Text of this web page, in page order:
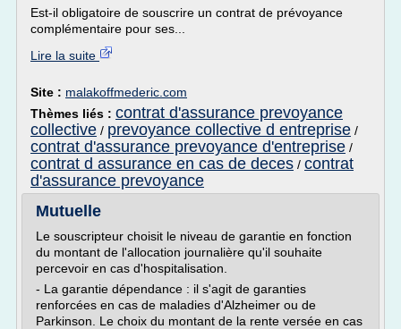
Est-il obligatoire de souscrire un contrat de prévoyance
complémentaire pour ses...
Lire la suite
Site : malakoffmederic.com
Thèmes liés : contrat d'assurance prevoyance
collective / prevoyance collective d entreprise /
contrat d'assurance prevoyance d'entreprise /
contrat d assurance en cas de deces / contrat
d'assurance prevoyance
Mutuelle
Le souscripteur choisit le niveau de garantie en fonction
du montant de l'allocation journalière qu'il souhaite
percevoir en cas d'hospitalisation.
- La garantie dépendance : il s'agit de garanties
renforcées en cas de maladies d'Alzheimer ou de
Parkinson. Le choix du montant de la rente versée en cas